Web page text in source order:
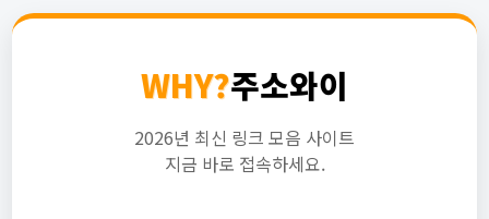
WHY?주소와이
2026년 최신 링크 모음 사이트
지금 바로 접속하세요.